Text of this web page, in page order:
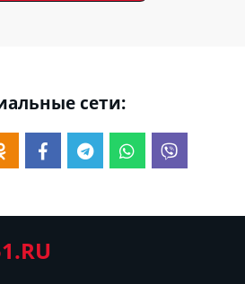
сети: